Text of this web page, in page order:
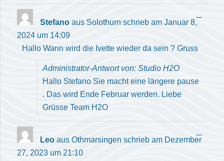
Stefano aus Solothurn schrieb am Januar 8,
2024 um 14:09
Hallo Wann wird die Ivette wieder da sein ? Gruss
Administrator-Antwort von: Studio H2O
Hallo Stefano Sie macht eine längere pause
. Das wird Ende Februar werden. Liebe
Grüsse Team H2O
...
Leo aus Othmarsingen schrieb am Dezember
27, 2023 um 21:10
...